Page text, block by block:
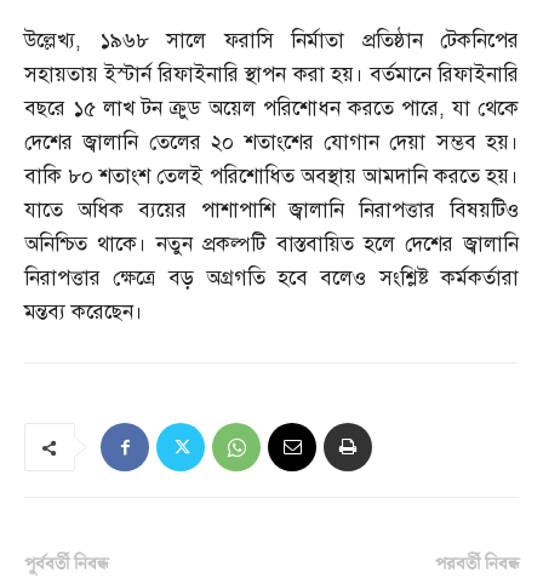
উল্লেখ্য,
১৯৬৮ সালে ফরাসি নির্মাতা প্রতিষ্ঠান টেকনিপের
সহায়তায় ইস্টার্ন রিফাইনারি স্থাপন করা হয়। বর্তমানে রিফাইনারি
বছরে ১৫ লাখ টন ক্রুড অয়েল পরিশোধন করতে পারে,যা থেকে
দেশের জ্বালানি তেলের ২০ শতাংশের যোগান দেয়া সম্ভব হয়।
বাকি ৮০ শতাংশ তেলই পরিশোধিত অবস্থায় আমদানি করতে হয়।
যাতে অধিক ব্যয়ের পাশাপাশি জ্বালানি নিরাপত্তার বিষয়টিও
অনিশ্চিত থাকে। নতুন প্রকল্পটি বাস্তবায়িত হলে দেশের জ্বালানি
নিরাপত্তার ক্ষেত্রে বড় অগ্রগতি হবে বলেও সংশ্লিষ্ট কর্মকর্তারা
মন্তব্য করেছেন।
পূর্ববর্তী নিবন্ধ
পরবর্তী নিবন্ধ